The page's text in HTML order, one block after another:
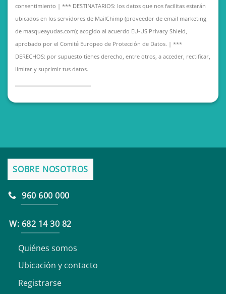
consentimiento | *** DESTINATARIOS: los datos que nos facilitas estarán
ubicados en los servidores de MailChimp (proveedor de email marketing
de masqueayudas.com); acogido al acuerdo EU-US Privacy Shield,
aprobado por el Comité Europeo de Protección de Datos. | ***
DERECHOS: por supuesto tienes derecho, entre otros, a acceder, rectificar,
limitar y suprimir tus datos.
SOBRE NOSOTROS
960 600 000
W: 682 14 30 82
Quiénes somos
Ubicación y contacto
Registrarse